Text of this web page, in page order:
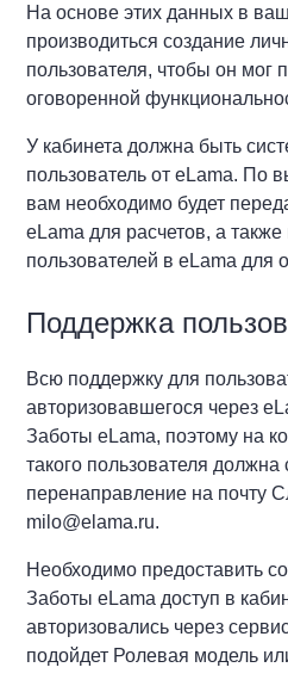
На основе этих данных в
производиться создание
пользователя, чтобы он мог
оговоренной
У кабинета должна быть
пользователь от eLama. По
вам необходимо будет
eLama для расчетов, а
пользователей в eLama для
Поддержка
Всю поддержку для
авторизовавшегося через
Заботы eLama, поэтому на
такого пользователя должна
перенаправление на почту
milo@elama.ru.
Необходимо предоставить
Заботы eLama доступ в
авторизовались через
подойдет Ролевая модель